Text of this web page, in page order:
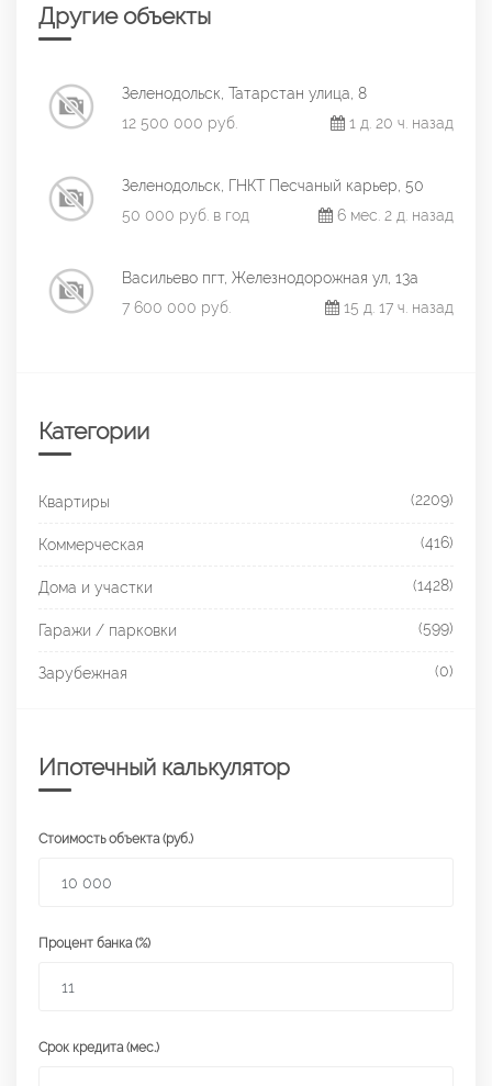
Другие объекты
Зеленодольск, Татарстан улица, 8
12 500 000 руб.
1 д. 20 ч. назад
Зеленодольск, ГНКТ Песчаный карьер, 50
50 000 руб. в год
6 мес. 2 д. назад
Васильево пгт, Железнодорожная ул, 13а
7 600 000 руб.
15 д. 17 ч. назад
Категории
Квартиры (2209)
Коммерческая (416)
Дома и участки (1428)
Гаражи / парковки (599)
Зарубежная (0)
Ипотечный калькулятор
Стоимость объекта (руб.)
Процент банка (%)
Срок кредита (мес.)